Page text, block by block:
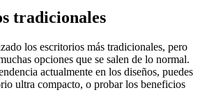
tradicionales
los escritorios más tradicionales, pero
opciones que se salen de lo normal.
actualmente en los diseños, puedes
ultra compacto, o probar los beneficios